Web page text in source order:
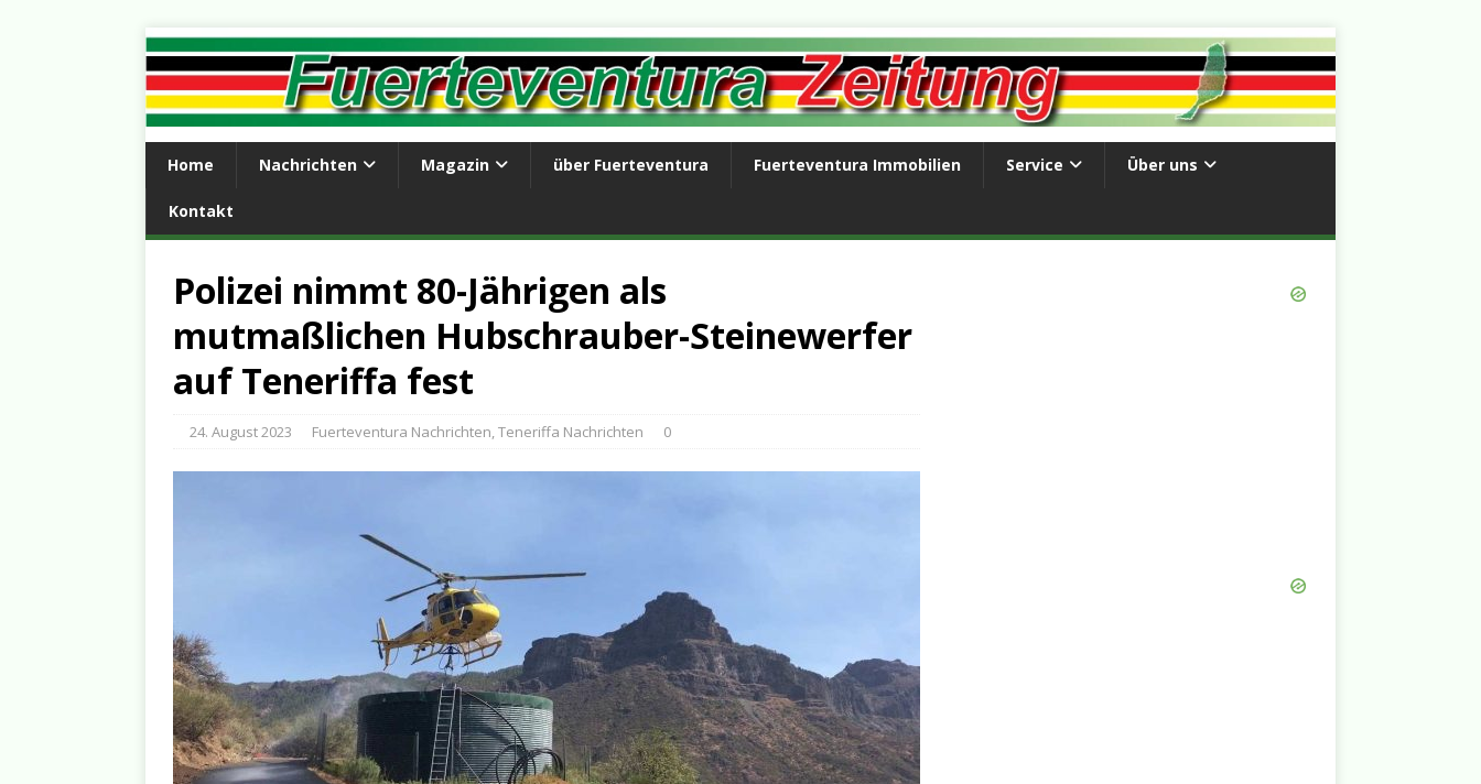
Home Nachrichten Magazin über Fuerteventura Fuerteventura Immobilien Service Über uns
Kontakt
Polizei nimmt 80-Jährigen als
mutmaßlichen Hubschrauber-Steinewerfer
auf Teneriffa fest
24. August 2023 Fuerteventura Nachrichten Teneriffa Nachrichten 0